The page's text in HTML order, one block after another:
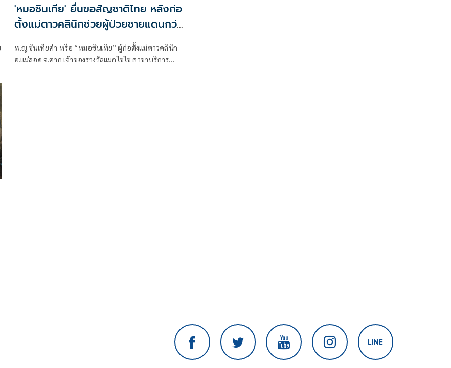
'หมอซินเทีย' ยื่นขอสัญชาติไทย หลังก่อ
ตั้งแม่ตาวคลินิกช่วยผู้ป่วยชายแดนกว่า
พ.ญ.ซินเทียค่า หรือ “หมอซินเทีย” ผู้ก่อตั้งแม่ตาวคลินิก
อ.แม่สอด จ.ตาก เจ้าของรางวัลแมกไซไซ สาขาบริการ